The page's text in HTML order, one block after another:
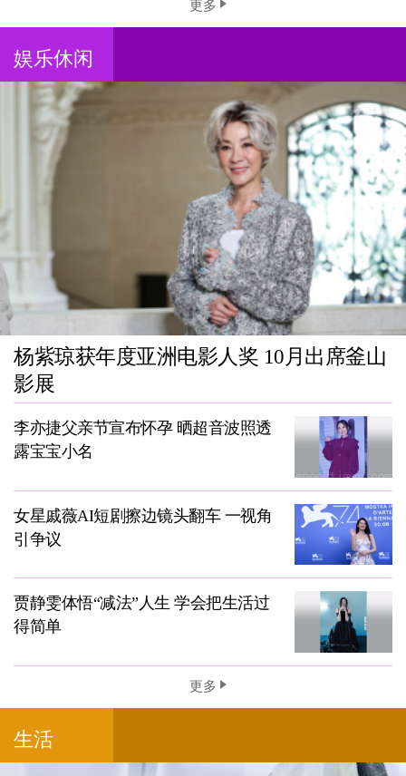
更多
娱乐休闲
杨紫琼获年度亚洲电影人奖 10月出席釜山
影展
李亦捷父亲节宣布怀孕 晒超音波照透
露宝宝小名
女星戚薇AI短剧擦边镜头翻车 一视角
引争议
贾静雯体悟“减法”人生 学会把生活过
得简单
更多
生活